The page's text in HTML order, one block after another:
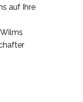
auf Ihre